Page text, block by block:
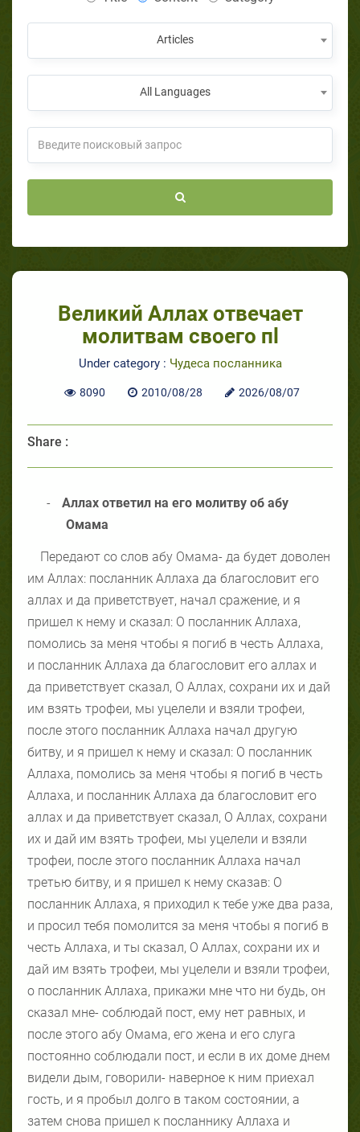
Articles
All Languages
Великий Аллах отвечает
молитвам своего пl
Under category : Чудеса посланника
8090 2010/08/28 2026/08/07
Share :
-
Аллах ответил на его молитву об абу
Омама
Передают со слов абу Омама- да будет доволен
им Аллах: посланник Аллаха да благословит его
аллах и да приветствует, начал сражение, и я
пришел к нему и сказал: О посланник Аллаха,
помолись за меня чтобы я погиб в честь Аллаха,
и посланник Аллаха да благословит его аллах и
да приветствует сказал, О Аллах, сохрани их и дай
им взять трофеи, мы уцелели и взяли трофеи,
после этого посланник Аллаха начал другую
битву, и я пришел к нему и сказал: О посланник
Аллаха, помолись за меня чтобы я погиб в честь
Аллаха, и посланник Аллаха да благословит его
аллах и да приветствует сказал, О Аллах, сохрани
их и дай им взять трофеи, мы уцелели и взяли
трофеи, после этого посланник Аллаха начал
третью битву, и я пришел к нему сказав: О
посланник Аллаха, я приходил к тебе уже два раза,
и просил тебя помолится за меня чтобы я погиб в
честь Аллаха, и ты сказал, О Аллах, сохрани их и
дай им взять трофеи, мы уцелели и взяли трофеи,
о посланник Аллаха, прикажи мне что ни будь, он
сказал мне- соблюдай пост, ему нет равных, и
после этого абу Омама, его жена и его слуга
постоянно соблюдали пост, и если в их доме днем
видели дым, говорили- наверное к ним приехал
гость, и я пробыл долго в таком состоянии, а
затем снова пришел к посланнику Аллаха и